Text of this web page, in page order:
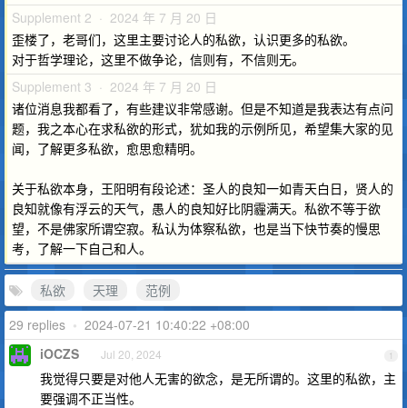
Supplement 2 · 2024 年 7 月 20 日
歪楼了，老哥们，这里主要讨论人的私欲，认识更多的私欲。
对于哲学理论，这里不做争论，信则有，不信则无。
Supplement 3 · 2024 年 7 月 20 日
诸位消息我都看了，有些建议非常感谢。但是不知道是我表达有点问
题，我之本心在求私欲的形式，犹如我的示例所见，希望集大家的见
闻，了解更多私欲，愈思愈精明。
关于私欲本身，王阳明有段论述：圣人的良知一如青天白日，贤人的
良知就像有浮云的天气，愚人的良知好比阴霾满天。私欲不等于欲
望，不是佛家所谓空寂。私认为体察私欲，也是当下快节奏的慢思
考，了解一下自己和人。
私欲 天理
范例
29 replies • 2024-07-21 10:40:22 +08:00
1
iOCZS Jul 20, 2024
我觉得只要是对他人无害的欲念，是无所谓的。这里的私欲，主
要强调不正当性。